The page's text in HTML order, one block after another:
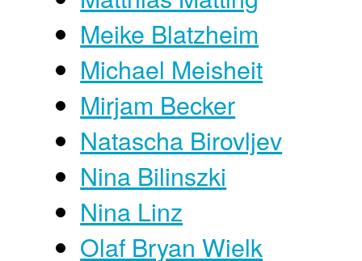
Meike Blatzheim
Michael Meisheit
Mirjam Becker
Natascha Birovljev
Nina Bilinszki
Nina Linz
Olaf Bryan Wielk